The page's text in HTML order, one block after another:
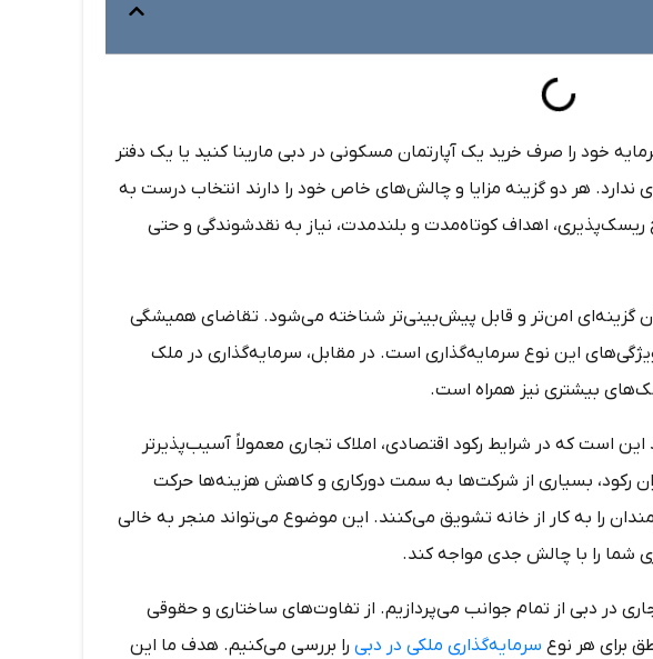
خود را صرف خرید یک آپارتمان مسکونی در دبی مارینا کنید یا یک دفتر
هر دو گزینه مزایا و چالش‌های خاص خود را دارند انتخاب درست به
اهداف کوتاه‌مدت و بلندمدت، نیاز به نقدشوندگی و حتی
گزینه‌ای امن‌تر و قابل پیش‌بینی‌تر شناخته می‌شود. تقاضای همیشگی
این نوع سرمایه‌گذاری است. در مقابل، سرمایه‌گذاری در ملک
بیشتری نیز همراه است.
است که در شرایط رکود اقتصادی، املاک تجاری معمولاً آسیب‌پذیرتر
رکود، بسیاری از شرکت‌ها به سمت دورکاری و کاهش هزینه‌ها حرکت
را به کار از خانه تشویق می‌کنند. این موضوع می‌تواند منجر به خالی
شما را با چالش جدی مواجه کند.
در دبی از تمام جوانب می‌پردازیم. از تفاوت‌های ساختاری و حقوقی
برای هر نوع سرمایه‌گذاری ملکی در دبیرا بررسی می‌کنیم. هدف ما این